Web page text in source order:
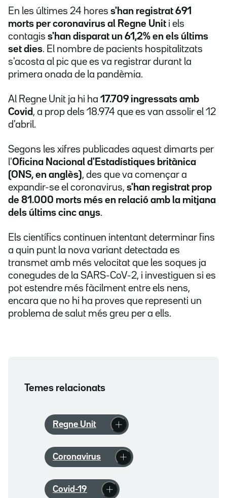
En les últimes 24 hores s'han registrat 691
morts per coronavirus al Regne Unit i els
contagis s'han disparat un 61,2% en els últims
set dies. El nombre de pacients hospitalitzats
s'acosta al pic que es va registrar durant la
primera onada de la pandèmia.
Al Regne Unit ja hi ha 17.709 ingressats amb
Covid , a prop dels 18.974 que es van assolir el 12
d'abril.
Segons les xifres publicades aquest dimarts per
l'Oficina Nacional d'Estadístiques britànica
(ONS, en anglès), des que va començar a
expandir-se el coronavirus, s'han registrat prop
de 81.000 morts més en relació amb la mitjana
dels últims cinc anys.
Els científics continuen intentant determinar fins
a quin punt la nova variant detectada es
transmet amb més velocitat que les soques ja
conegudes de la SARS-CoV-2, i investiguen si es
pot estendre més fàcilment entre els nens,
encara que no hi ha proves que representi un
problema de salut més greu per a ells.
Temes relacionats
Regne Unit
Coronavirus
Covid-19